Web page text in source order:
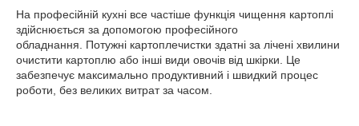
На професійній кухні все частіше функція чищення картоплі
здійснюється за допомогою професійного
обладнання. Потужні картоплечистки здатні за лічені хвилини
очистити картоплю або інші види овочів від шкірки. Це
забезпечує максимально продуктивний і швидкий процес
роботи, без великих витрат за часом.